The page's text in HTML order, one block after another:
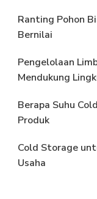
Ranting Pohon
Bernilai
Pengelolaan
Mendukung
Berapa Suhu
Produk
Cold Storage
Usaha